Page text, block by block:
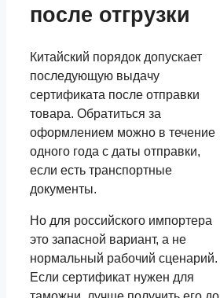
после отгрузки
Китайский порядок допускает
последующую выдачу
сертификата после отправки
товара. Обратиться за
оформлением можно в течение
одного года с даты отправки,
если есть транспортные
документы.
Но для российского импортера
это запасной вариант, а не
нормальный рабочий сценарий.
Если сертификат нужен для